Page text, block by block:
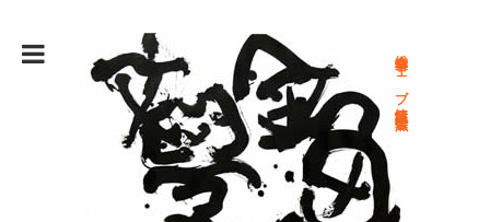
総合文学ウェブ情報誌 文学金魚